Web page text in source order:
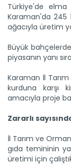
Türkiye'de
Karaman'da 245
ağacıyla üretim
Büyük
piyasanın yanı
Karaman İl
kurduna karşı
amacıyla proje
Zararlı
İl Tarım ve
gıda temininin
üretimi için